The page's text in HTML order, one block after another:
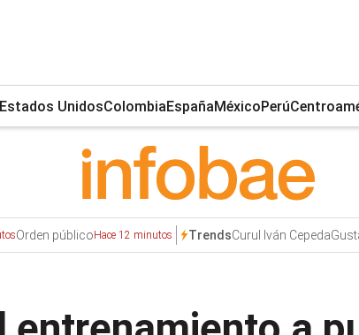
Estados UnidosColombiaEspañaMéxicoPerú
Orden públicoHace 12 minutos TrendsCurul Iván Cepeda